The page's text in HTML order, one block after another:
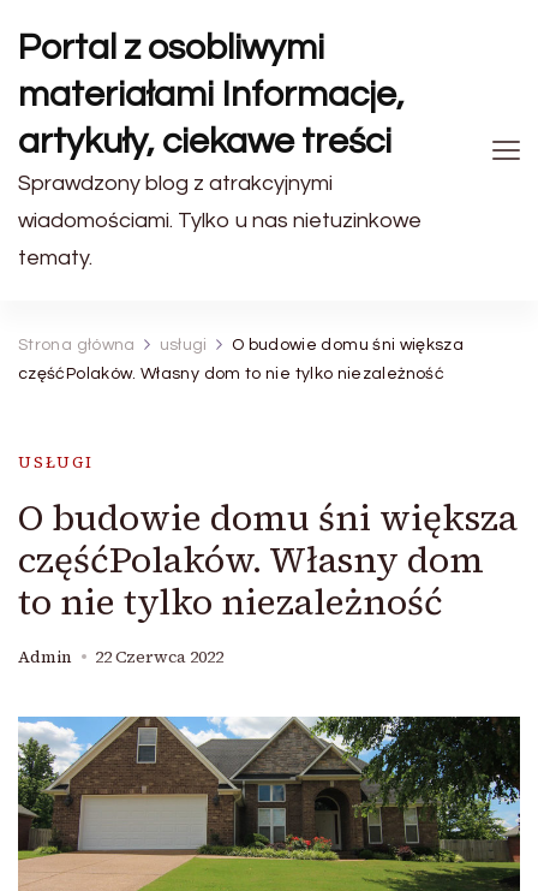
Portal z osobliwymi
materiałami Informacje,
artykuły, ciekawe treści
Sprawdzony blog z atrakcyjnymi
wiadomościami. Tylko u nas nietuzinkowe
tematy.
Strona główna usługi
O budowie domu śni większa
częśćPolaków. Własny dom to nie tylko niezależność
USŁUGI
O budowie domu śni większa
częśćPolaków. Własny dom
to nie tylko niezależność
Admin 22 Czerwca 2022